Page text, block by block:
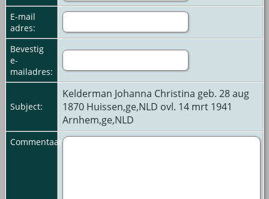
E-mail
adres:
Bevestig
e-
mailadres:
Subject:
Kelderman Johanna Christina geb. 28 aug
1870 Huissen,ge,NLD ovl. 14 mrt 1941
Arnhem,ge,NLD
Commentaar: